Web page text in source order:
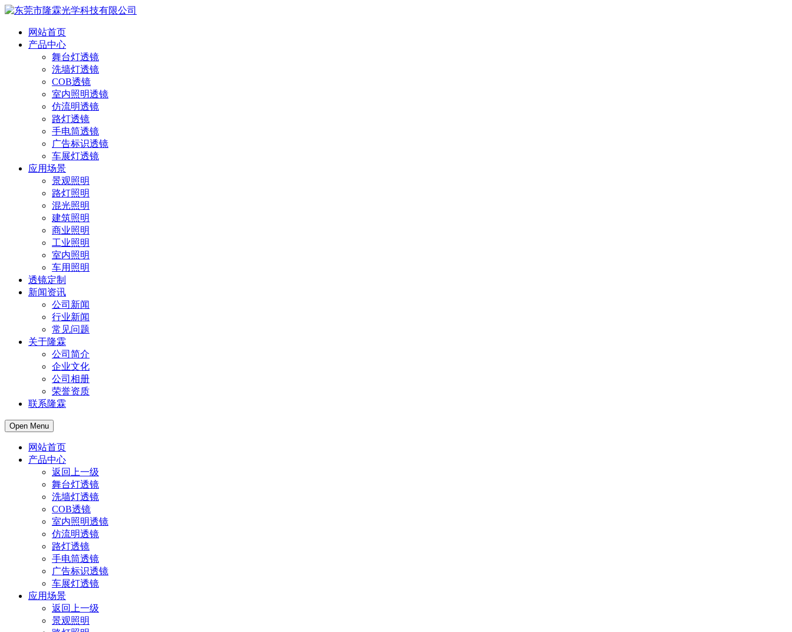
网站首页
产品中心
舞台灯透镜
洗墙灯透镜
COB透镜
室内照明透镜
仿流明透镜
路灯透镜
手电筒透镜
广告标识透镜
车展灯透镜
应用场景
景观照明
路灯照明
混光照明
建筑照明
商业照明
工业照明
室内照明
车用照明
透镜定制
新闻资讯
公司新闻
行业新闻
常见问题
关于隆霖
公司简介
企业文化
公司相册
荣誉资质
联系隆霖
Open Menu
网站首页
产品中心
返回上一级
舞台灯透镜
洗墙灯透镜
COB透镜
室内照明透镜
仿流明透镜
路灯透镜
手电筒透镜
广告标识透镜
车展灯透镜
应用场景
返回上一级
景观照明